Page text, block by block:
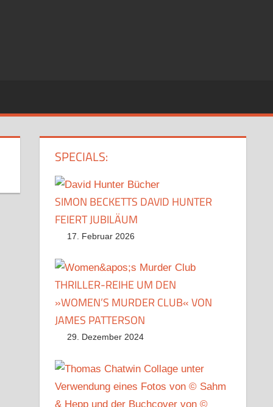
SPECIALS:
SIMON BECKETTS DAVID HUNTER
FEIERT JUBILÄUM
17. Februar 2026
THRILLER-REIHE UM DEN
»WOMEN’S MURDER CLUB« VON
JAMES PATTERSON
29. Dezember 2024